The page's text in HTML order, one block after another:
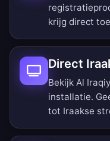
krijg direct
Direct
Bekijk Al
installatie.
tot Iraakse